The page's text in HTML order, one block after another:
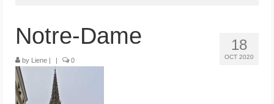
Portugāle
ASV
18
OCT 2020
Notre-Dame
by Liene | | 0